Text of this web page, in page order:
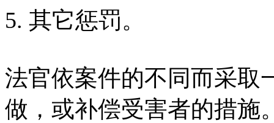
5. 其它惩罚。
法官依案件的不同而采取
做，或补偿受害者的措施